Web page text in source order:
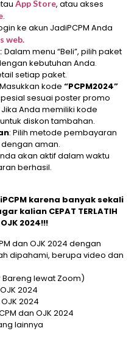
App Store, atau akses
.
ke akun JadiPCPM Anda
web.
: Dalam menu “Beli”, pilih paket
kebutuhan Anda.
setiap paket.
kode “PCPM2024”
sesuai poster promo
Jika Anda memiliki kode
diskon tambahan.
: Pilih metode pembayaran
aman.
akan aktif dalam waktu
berhasil.
karena banyak sekali
kalian CEPAT TERLATIH
2024!!!
dan OJK 2024 dengan
dipahami, berupa video dan
Bareng lewat Zoom)
2024
2024
dan OJK 2024
lainnya